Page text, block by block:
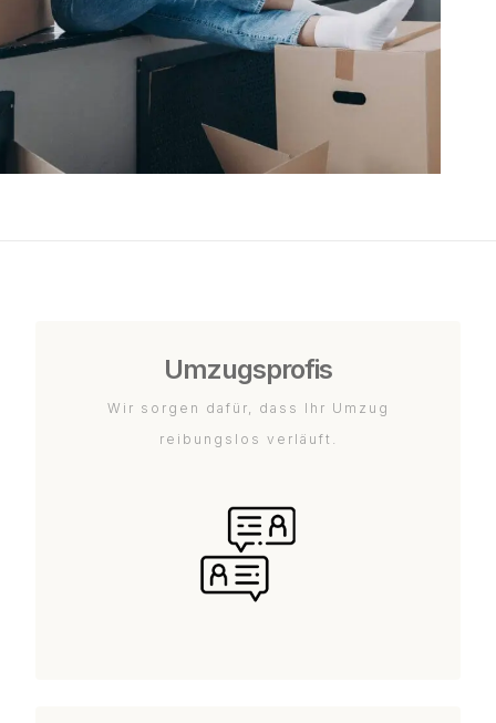
Umzugsprofis
Wir sorgen dafür, dass Ihr Umzug
reibungslos verläuft.